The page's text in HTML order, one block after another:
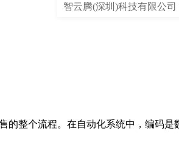
智云腾(深圳)科技有限公司
的整个流程。在自动化系统中，编码是